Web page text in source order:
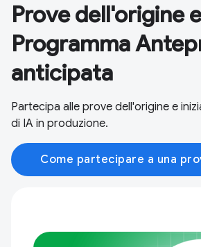
Prove dell'origine e
Programma
anticipata
Partecipa alle prove dell'origine e
di IA in produzione.
Come partecipare a una